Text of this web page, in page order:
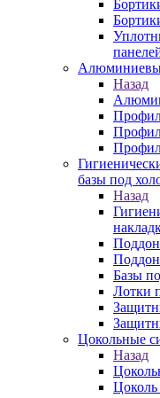
Назад
базы под
Назад
Базы
Лотки
Цокольные
Назад